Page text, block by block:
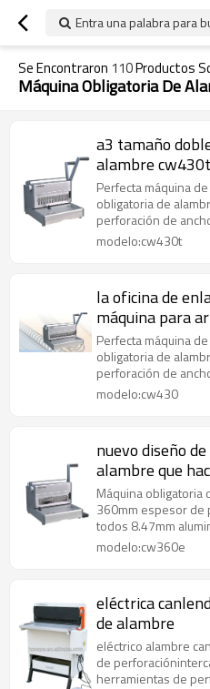
Entra una palabra para
Se Encontraron 110Productos
Máquina Obligatoria De
a3 tamaño
alambre cw430t
Perfecta máquina
obligatoria de
perforación de
modelo:cw430t
la oficina de
máquina para
oficina cw430
Perfecta máquina
obligatoria de
perforación de
modelo:cw430
nuevo diseño
alambre que
Máquina obligatoria
360mm espesor de
todos 8.47mm
modelo:cw360e
eléctrica
de alambre
eléctrico alambre
de
herramientas de